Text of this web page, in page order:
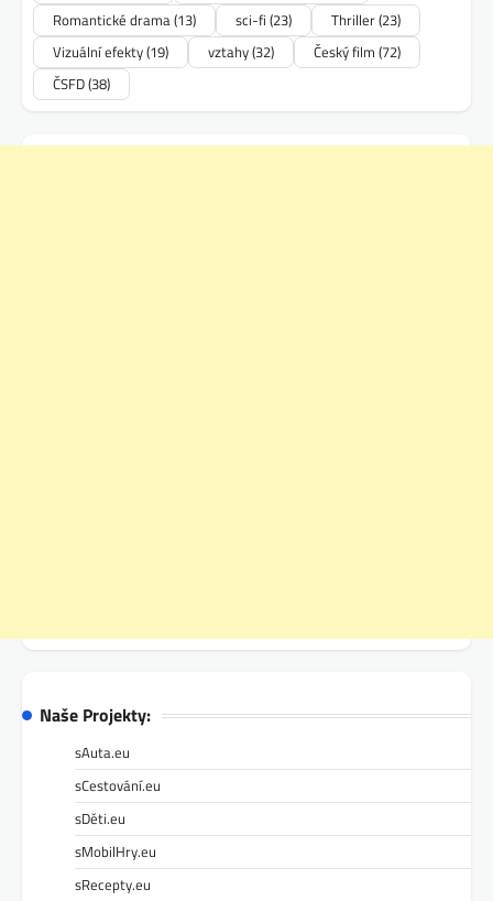
Romantické drama(13) sci-fi (23) Thriller(23)
Vizuální efekty(19) vztahy(32) Český film (72)
ČSFD(38)
Naše Projekty:
sAuta.eu
sCestování.eu
sDěti.eu
sMobilHry.eu
sRecepty.eu